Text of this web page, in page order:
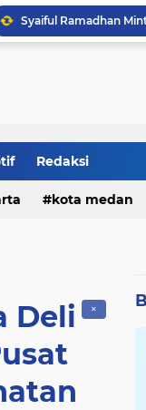
Tia Ayu Soroti
Redaksi
kota medan
✕
Deli